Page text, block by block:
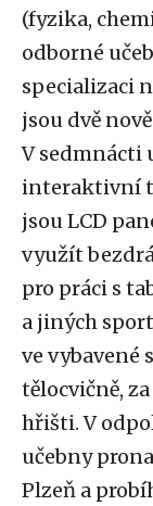
(fyzika,
odborné
specializaci
jsou dvě
V sedmnácti
interaktivní
jsou LCD
využít
pro práci s
a jiných
ve vybavené
tělocvičně,
hřišti. V
učebny
Plzeň a